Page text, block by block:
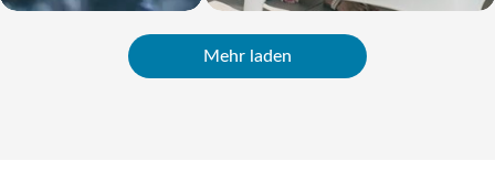
Mehr laden